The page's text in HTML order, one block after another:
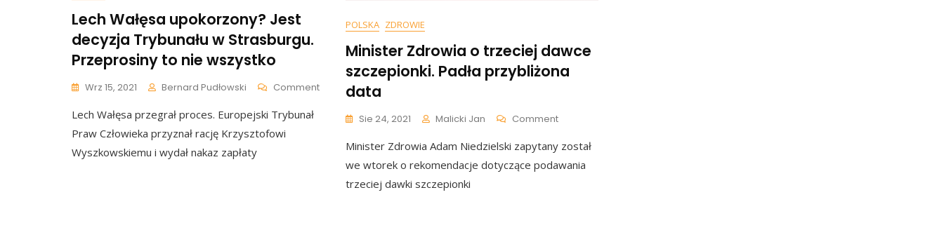
Lech Wałęsa upokorzony? Jest
decyzja Trybunału w Strasburgu.
Przeprosiny to nie wszystko
Wrz 15, 2021 Bernard Pudłowski CommentOn
Wałęsa
Trybunału
Lech Wałęsa przegrał proces. Europejski Trybunał
Praw Człowieka przyznał rację Krzysztofowi
Wyszkowskiemu i wydał nakaz zapłaty
POLSKA ZDROWIE
Minister Zdrowia o trzeciej dawce
szczepionki. Padła przybliżona
data
Sie 24, 2021 Malicki Jan CommentOn
Zdrowia
O
Minister Zdrowia Adam Niedzielski zapytany został
we wtorek o rekomendacje dotyczące podawania
trzeciej dawki szczepionki